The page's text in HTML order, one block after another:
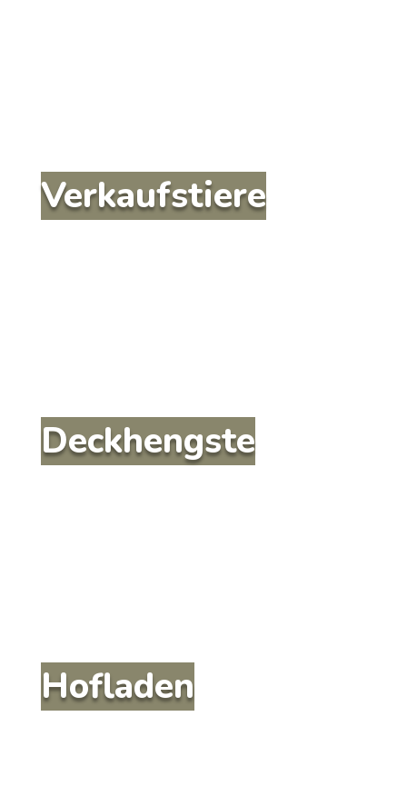
Verkaufstiere
Deckhengste
Hofladen